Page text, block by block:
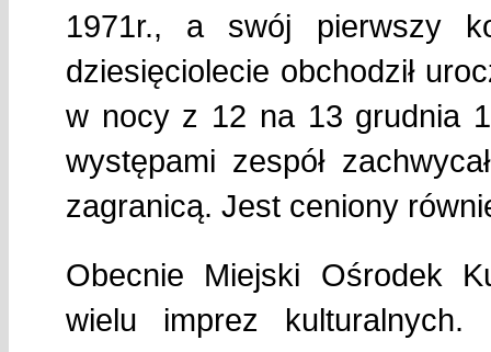
1971r., a swój pierwszy
dziesięciolecie obchodził
w nocy z 12 na 13 grudnia
występami zespół
zagranicą. Jest ceniony
Obecnie Miejski Ośrodek
wielu imprez